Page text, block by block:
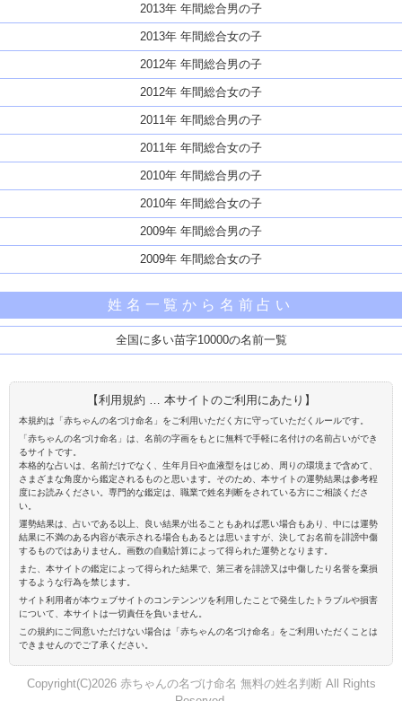
2013年 年間総合男の子
2013年 年間総合女の子
2012年 年間総合男の子
2012年 年間総合女の子
2011年 年間総合男の子
2011年 年間総合女の子
2010年 年間総合男の子
2010年 年間総合女の子
2009年 年間総合男の子
2009年 年間総合女の子
姓名一覧から名前占い
全国に多い苗字10000の名前一覧
【利用規約 … 本サイトのご利用にあたり】
本規約は「赤ちゃんの名づけ命名」をご利用いただく方に守っていただくルールです。
「赤ちゃんの名づけ命名」は、名前の字画をもとに無料で手軽に名付けの名前占いができ
るサイトです。
本格的な占いは、名前だけでなく、生年月日や血液型をはじめ、周りの環境まで含めて、
さまざまな角度から鑑定されるものと思います。そのため、本サイトの運勢結果は参考程
度にお読みください。専門的な鑑定は、職業で姓名判断をされている方にご相談くださ
い。
運勢結果は、占いである以上、良い結果が出ることもあれば悪い場合もあり、中には運勢
結果に不満のある内容が表示される場合もあるとは思いますが、決してお名前を誹謗中傷
するものではありません。画数の自動計算によって得られた運勢となります。
また、本サイトの鑑定によって得られた結果で、第三者を誹謗又は中傷したり名誉を棄損
するような行為を禁じます。
サイト利用者が本ウェブサイトのコンテンンツを利用したことで発生したトラブルや損害
について、本サイトは一切責任を負いません。
この規約にご同意いただけない場合は「赤ちゃんの名づけ命名」をご利用いただくことは
できませんのでご了承ください。
Copyright(C)2026 赤ちゃんの名づけ命名 無料の姓名判断 All Rights